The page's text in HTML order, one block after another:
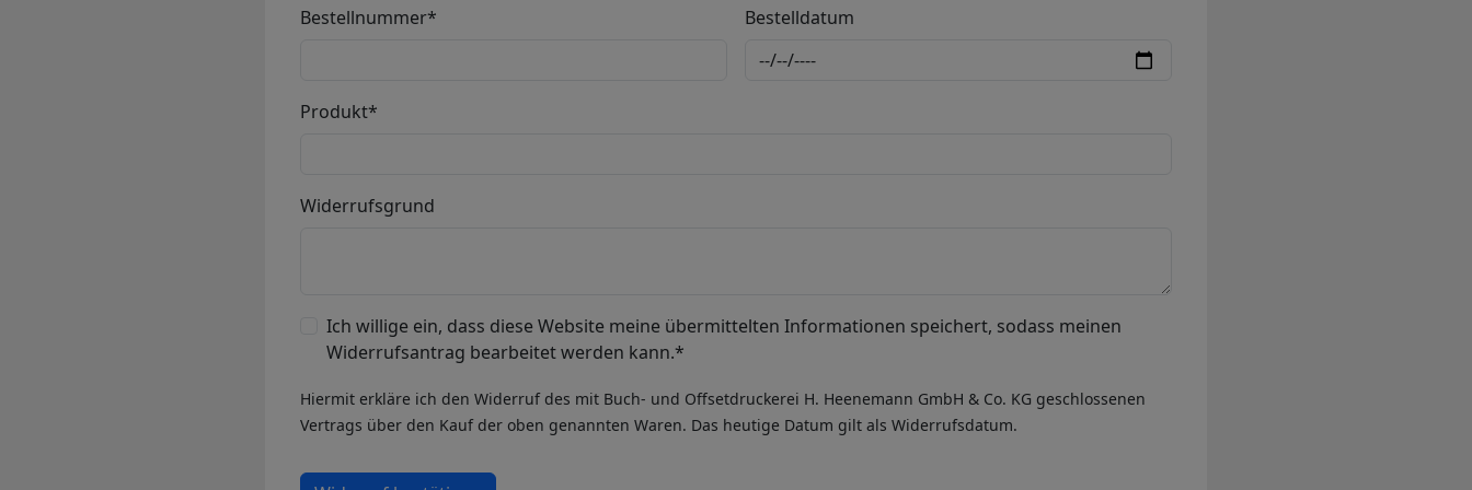
Bestellnummer* Bestelldatum
Produkt*
Widerrufsgrund
Ich willige ein, dass diese Website meine übermittelten Informationen speichert, sodass meinen
Widerrufsantrag bearbeitet werden kann.*
Hiermit erkläre ich den Widerruf des mit Buch- und Offsetdruckerei H. Heenemann GmbH & Co. KG geschlossenen
Vertrags über den Kauf der oben genannten Waren. Das heutige Datum gilt als Widerrufsdatum.